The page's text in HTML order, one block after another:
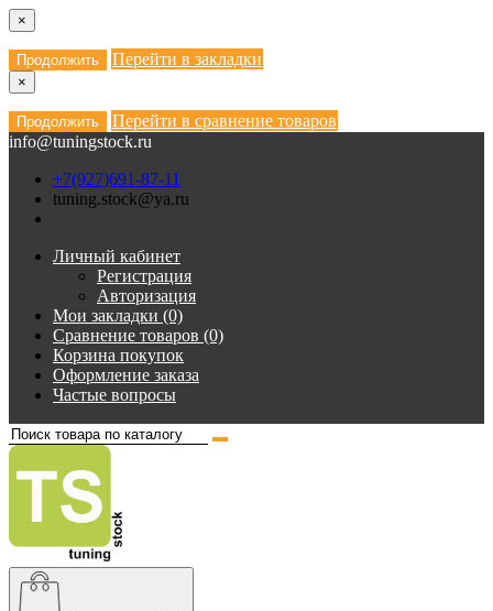
×
Продолжить Перейти в закладки
×
Продолжить
Перейти в сравнение товаров
info@tuningstock.ru
+7(927)691-87-11
tuning.stock@ya.ru
Личный кабинет
Регистрация
Авторизация
Мои закладки (0)
Сравнение товаров (0)
Корзина покупок
Оформление заказа
Частые вопросы